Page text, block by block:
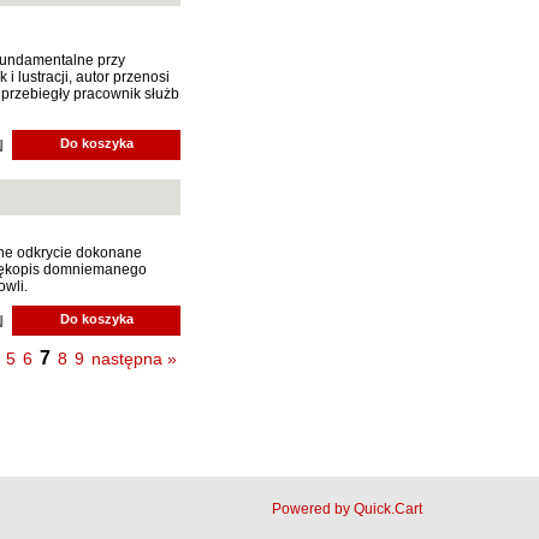
Keineg Paol
Kemény István
przy
i lustracji, autor przenosi
pracownik służb
Do koszyka
odkrycie dokonane
domniemanego
Do koszyka
5 6 7 8 9 następna »
Powered by Quick.Cart